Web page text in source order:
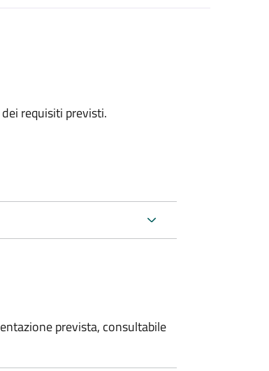
requisiti previsti.
prevista, consultabile